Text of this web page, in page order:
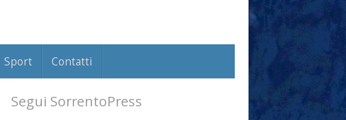
Sport Contatti
Segui SorrentoPress